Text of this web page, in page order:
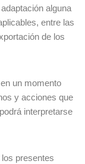
alguna
entre las
de los
un momento
y acciones que
interpretarse
presentes